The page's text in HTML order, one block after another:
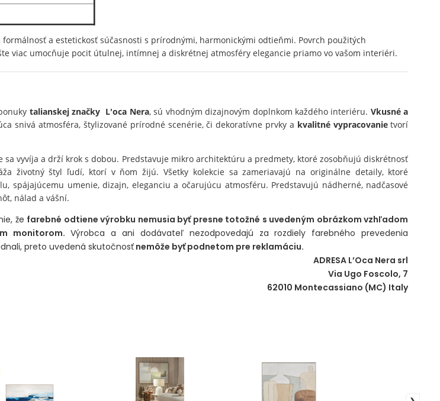
a estetickosť súčasnosti s prírodnými, harmonickými odtieňmi. Povrch použitých
viac umocňuje pocit útulnej, intímnej a diskrétnej atmosféry elegancie priamo vo vašom interiéri.
talianskej značky L'oca Nera, sú vhodným dizajnovým doplnkom každého interiéru. Vkusné a
snivá atmosféra, štylizované prírodné scenérie, či dekoratívne prvky a kvalitné vypracovanietvorí
sa vyvíja a drží krok s dobou. Predstavuje mikro architektúru a predmety, ktoré zosobňujú diskrétnosť
životný štyl ľudí, ktorí v ňom žijú. Všetky kolekcie sa zameriavajú na originálne detaily, ktoré
spájajúcemu umenie, dizajn, eleganciu a očarujúcu atmosféru. Predstavujú nádherné, nadčasové
nálad a vášní.
že farebné odtiene výrobku nemusia byť presne totožné s uvedeným obrázkom vzhľadom
monitorom. Výrobca a ani dodávateľ nezodpovedajú za rozdiely farebného prevedenia
preto uvedená skutočnosťnemôže byť podnetom pre reklamáciu.
ADRESA L’Oca Nera srl
Via Ugo Foscolo, 7
62010 Montecassiano (MC) Italy